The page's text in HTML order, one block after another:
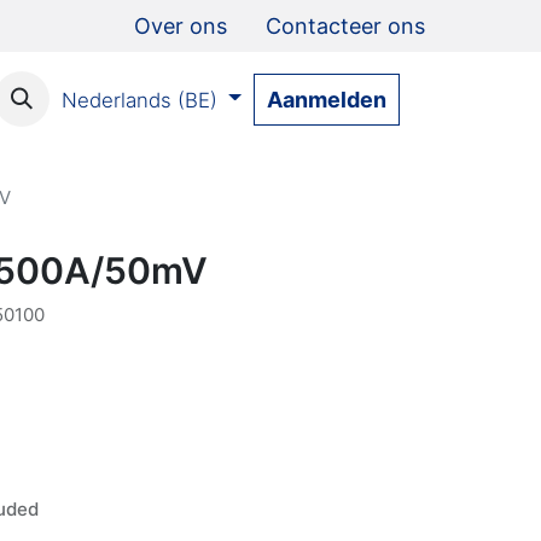
Over ons Contacteer ons
Nederlands (BE) Aanmelden
50mV